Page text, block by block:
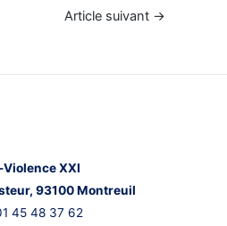
Article suivant →
Violence XXI
93100 Montreuil
45 48 37 62